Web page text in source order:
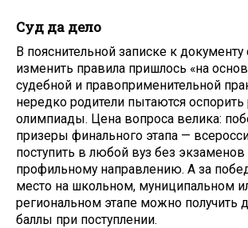
Суд да дело
В пояснительной записке к документу
изменить правила пришлось «на
судебной и правоприменительной
нередко родители пытаются оспорить
олимпиады. Цена вопроса велика:
призеры финального этапа —
поступить в любой вуз без экзаменов
профильному направлению. А за
место на школьном, муниципальном
региональном этапе можно получить
баллы при поступлении.